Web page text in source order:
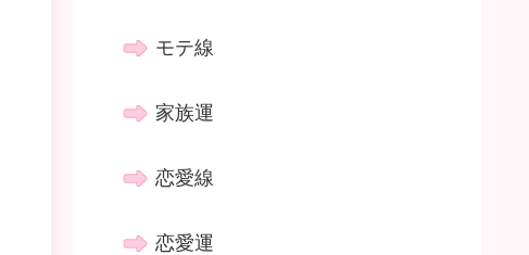
モテ線
家族運
恋愛線
恋愛運